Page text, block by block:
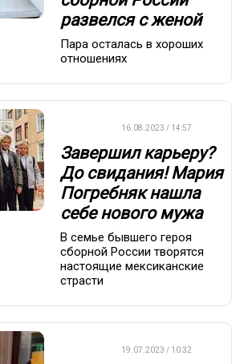
развелся с женой
Пара осталась в хороших
отношениях
16.08.2023 / 14:57
Завершил карьеру?
До свидания! Мария
Погребняк нашла
себе нового мужа
В семье бывшего героя
сборной России творятся
настоящие мексиканские
страсти
19.07.2023 / 10:32